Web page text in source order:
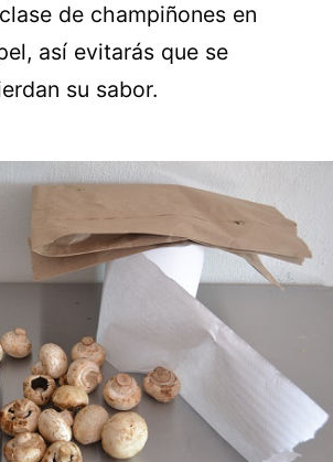
de champiñones en
así evitarás que se
su sabor.